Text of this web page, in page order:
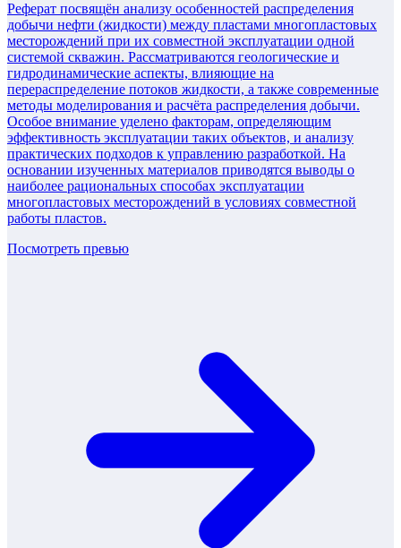
Реферат посвящён анализу особенностей распределения
добычи нефти (жидкости) между пластами многопластовых
месторождений при их совместной эксплуатации одной
системой скважин. Рассматриваются геологические и
гидродинамические аспекты, влияющие на
перераспределение потоков жидкости, а также современные
методы моделирования и расчёта распределения добычи.
Особое внимание уделено факторам, определяющим
эффективность эксплуатации таких объектов, и анализу
практических подходов к управлению разработкой. На
основании изученных материалов приводятся выводы о
наиболее рациональных способах эксплуатации
многопластовых месторождений в условиях совместной
работы пластов.
Посмотреть превью